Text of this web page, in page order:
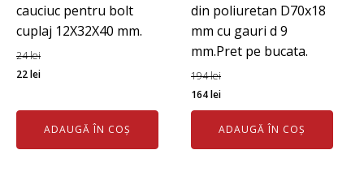
cauciuc pentru bolt
cuplaj 12X32X40 mm.
24lei
Prețul
a
fost:
24 lei.
22leiPrețul
este:
22 lei.
ADAUGĂ ÎN COȘ
din poliuretan D70x18
mm cu gauri d 9
mm.Pret pe bucata.
194lei
Prețul
inițial
fost:
164leiPrețul
curent
este:
164 lei.
ADAUGĂ ÎN COȘ